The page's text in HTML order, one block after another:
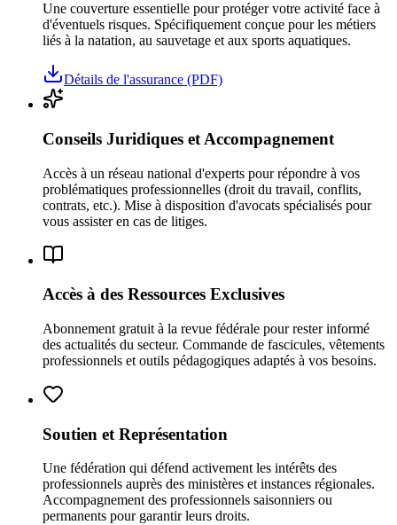
Une couverture essentielle pour protéger votre activité face à
d'éventuels risques. Spécifiquement conçue pour les métiers
liés à la natation, au sauvetage et aux sports aquatiques.
Détails de l'assurance (PDF)
Conseils Juridiques et Accompagnement
Accès à un réseau national d'experts pour répondre à vos
problématiques professionnelles (droit du travail, conflits,
contrats, etc.). Mise à disposition d'avocats spécialisés pour
vous assister en cas de litiges.
Accès à des Ressources Exclusives
Abonnement gratuit à la revue fédérale pour rester informé
des actualités du secteur. Commande de fascicules, vêtements
professionnels et outils pédagogiques adaptés à vos besoins.
Soutien et Représentation
Une fédération qui défend activement les intérêts des
professionnels auprès des ministères et instances régionales.
Accompagnement des professionnels saisonniers ou
permanents pour garantir leurs droits.